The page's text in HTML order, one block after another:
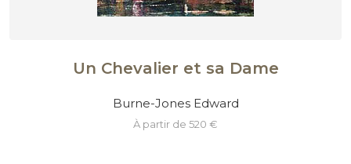
Un Chevalier et sa Dame
Burne-Jones Edward
à partir de 520 €